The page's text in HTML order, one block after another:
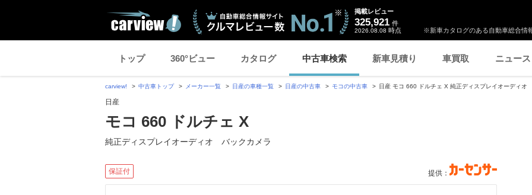
※新車カタログのある自動車総合情
掲載レビュー
325,921 件
2026.08.08 時点
トップ 360°ビュー カタログ 中古車検索 新車見積り 車買取 ニュース
carview! 中古車トップ メーカー一覧 日産の車種一覧 日産の中古車 モコの中古車 日産 モコ 660 ドルチェ X 純正ディスプレイオーディオ
日産
モコ 660 ドルチェ X
純正ディスプレイオーディオ バックカメラ
保証付 提供：